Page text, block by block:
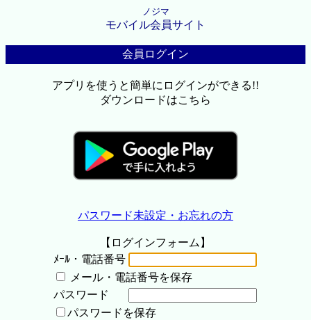
ノジマ
モバイル会員サイト
会員ログイン
アプリを使うと簡単にログインができる!!
ダウンロードはこちら
パスワード未設定・お忘れの方
【ログインフォーム】
ﾒｰﾙ・電話番号
メール・電話番号を保存
パスワード
パスワードを保存